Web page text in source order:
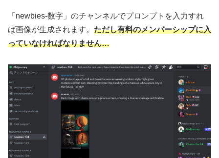
「newbies-数字」のチャンネルでプロンプトを入力すれ
ば画像が生成されます。 ただし有料のメンバーシップに入
っていなければなりません…